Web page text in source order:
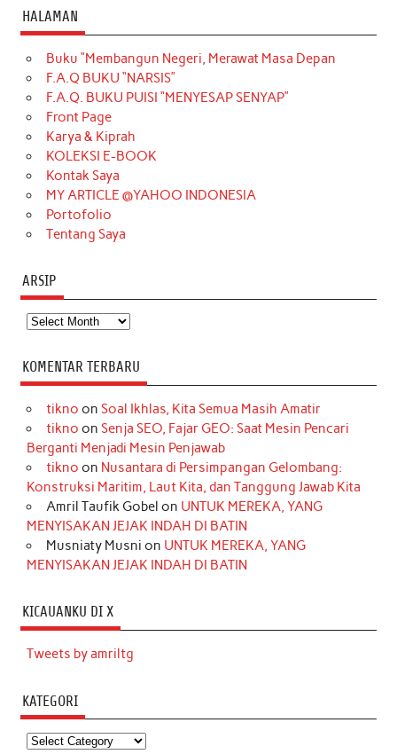
c
e
b
o
o
k
t
a
g
r
a
m
T
o
k
t
e
r
k
e
d
t
t
e
T
u
b
HALAMAN
Buku “Membangun Negeri, Merawat Masa Depan
F.A.Q BUKU “NARSIS”
F.A.Q. BUKU PUISI “MENYESAP SENYAP”
Front Page
Karya & Kiprah
KOLEKSI E-BOOK
Kontak Saya
MY ARTICLE @YAHOO INDONESIA
Portofolio
Tentang Saya
ARSIP
Arsip
KOMENTAR TERBARU
tikno on Soal Ikhlas, Kita Semua Masih Amatir
tikno on Senja SEO, Fajar GEO: Saat Mesin Pencari
Berganti Menjadi Mesin Penjawab
tikno on Nusantara di Persimpangan Gelombang:
Konstruksi Maritim, Laut Kita, dan Tanggung Jawab Kita
Amril Taufik Gobel on UNTUK MEREKA, YANG
MENYISAKAN JEJAK INDAH DI BATIN
Musniaty Musni on UNTUK MEREKA, YANG
MENYISAKAN JEJAK INDAH DI BATIN
KICAUANKU DI X
Tweets by amriltg
KATEGORI
Kategori